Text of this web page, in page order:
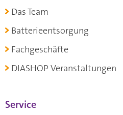
Das Team
Batterieentsorgung
Fachgeschäfte
DIASHOP Veranstaltungen
Service